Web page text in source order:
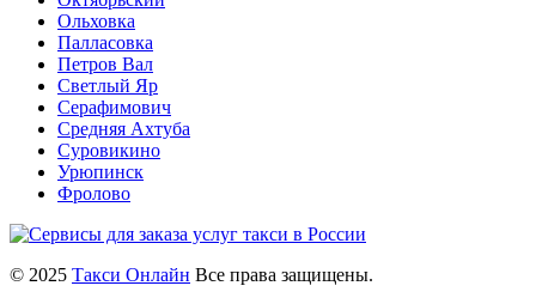
Ольховка
Палласовка
Петров Вал
Светлый Яр
Серафимович
Средняя Ахтуба
Суровикино
Урюпинск
Фролово
© 2025 Такси Онлайн Все права защищены.